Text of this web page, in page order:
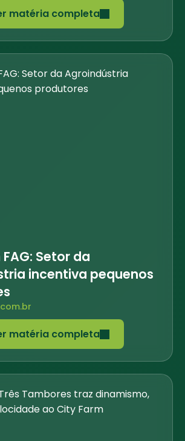
matéria completa
Setor da
incentiva pequenos
matéria completa